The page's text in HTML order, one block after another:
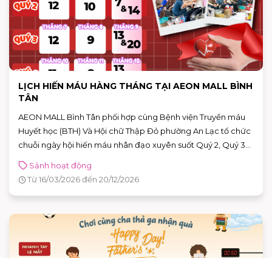
LỊCH HIẾN MÁU HÀNG THÁNG TẠI AEON MALL BÌNH
TÂN
AEON MALL Bình Tân phối hợp cùng Bệnh viện Truyền máu
Huyết học (BTH) Và Hội chữ Thập Đỏ phường An Lạc tổ chức
chuỗi ngày hội hiến máu nhân đạo xuyên suốt Quý 2, Quý 3
Sảnh hoạt động
Từ 16/03/2026 đến 20/12/2026